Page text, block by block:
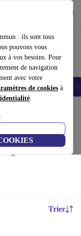
: ils sont tous
pouvons vous
à vos besoins. Pour
de navigation
avec votre
de cookies à
.
Accessoires
de 600€ –
et garantie de 12 mois.
Trier